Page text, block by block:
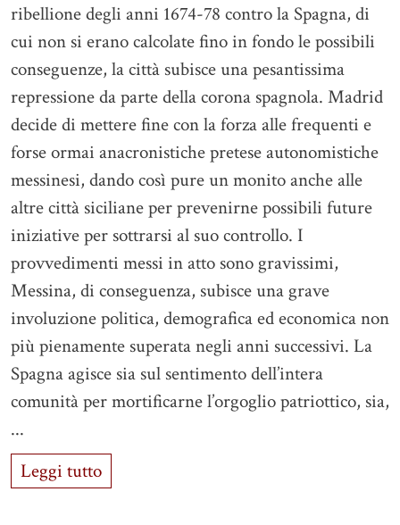
ribellione degli anni 1674-78 contro la Spagna, di
cui non si erano calcolate fino in fondo le possibili
conseguenze, la città subisce una pesantissima
repressione da parte della corona spagnola. Madrid
decide di mettere fine con la forza alle frequenti e
forse ormai anacronistiche pretese autonomistiche
messinesi, dando così pure un monito anche alle
altre città siciliane per prevenirne possibili future
iniziative per sottrarsi al suo controllo. I
provvedimenti messi in atto sono gravissimi,
Messina, di conseguenza, subisce una grave
involuzione politica, demografica ed economica non
più pienamente superata negli anni successivi. La
Spagna agisce sia sul sentimento dell’intera
comunità per mortificarne l’orgoglio patriottico, sia,
...
Leggi tutto